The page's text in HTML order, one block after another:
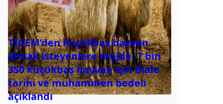
TİGEM’den küçükbaş hayvan
almak isteyenlere müjde: 7 bin
350 küçükbaş hayvan için ihale
tarihi ve muhammen bedeli
açıklandı